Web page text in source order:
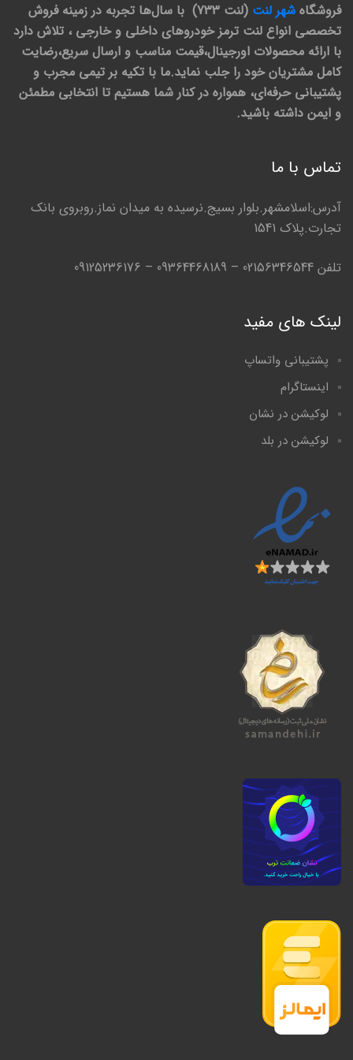
فروشگاه شهر لنت
(لنت 733) با سال‌ها تجربه در زمینه فروش
تخصصی انواع لنت ترمز خودروهای داخلی و خارجی ، تلاش دارد
با ارائه محصولات اورجینال،قیمت مناسب و ارسال سریع،رضایت
کامل مشتریان خود را جلب نماید.ما با تکیه بر تیمی مجرب و
پشتیبانی حرفه‌ای، همواره در کنار شما هستیم تا انتخابی مطمئن
و ایمن داشته باشید.
تماس با ما
آدرس:اسلامشهر.بلوار بسیج.نرسیده به میدان نماز.روبروی بانک
تجارت.پلاک 1541
تلفن 02156346544 – 09364468189 – 09125236176
لینک های مفید
پشتیبانی واتساپ
اینستاگرام
لوکیشن در نشان
لوکیشن در بلد